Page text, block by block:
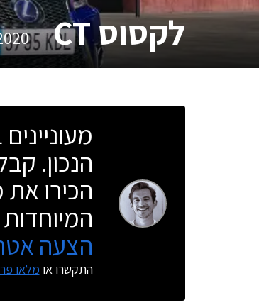
לקסוס CT
הנכון.
הכירו
הצעה
התקשרו או מלאו